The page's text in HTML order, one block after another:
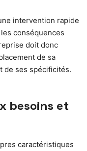
intervention rapide
conséquences
doit donc
de sa
de ses spécificités.
besoins et
caractéristiques